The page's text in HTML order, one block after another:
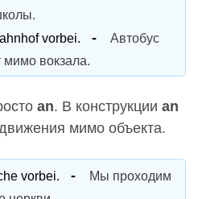
vorbei.
Автобус
мимо вокзала.
an. В конструкции an
мимо объекта.
vorbei.
Мы проходим